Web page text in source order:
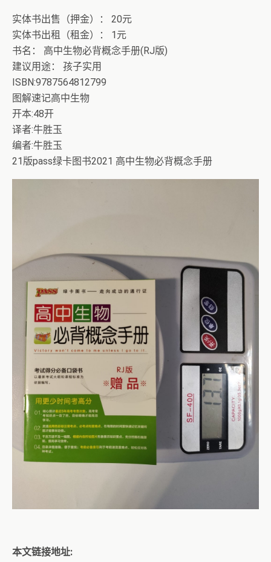
实体书出售（押金）： 20元
实体书出租（租金）： 1元
书名： 高中生物必背概念手册(RJ版)
建议用途： 孩子实用
ISBN:9787564812799
图解速记高中生物
开本:48开
译者:牛胜玉
编者:牛胜玉
21版pass绿卡图书2021 高中生物必背概念手册
本文链接地址: